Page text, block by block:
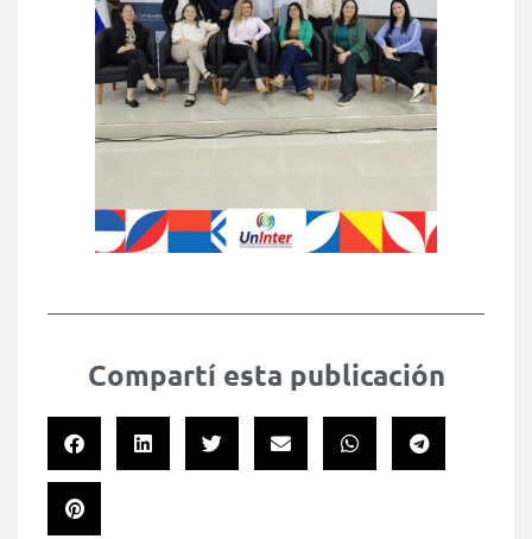
Compartí esta publicación